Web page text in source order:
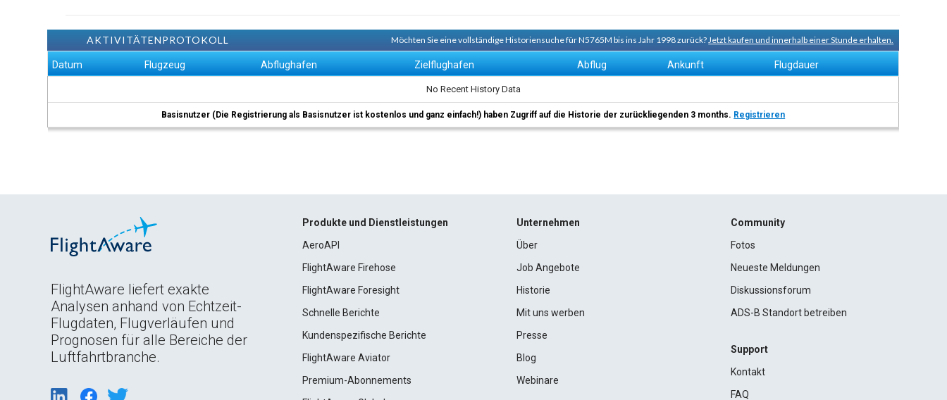
AKTIVITÄTENPROTOKOLL Möchten Sie eine vollständige Historiensuche für N5765M bis ins Jahr 1998 zurück?Jetzt kaufen und innerhalb einer Stunde erhalten.
Datum Flugzeug Abflughafen Zielflughafen Abflug Ankunft Flugdauer
No Recent History Data
Basisnutzer (Die Registrierung als Basisnutzer ist kostenlos und ganz einfach!) haben Zugriff auf die Historie der zurückliegenden 3 months. Registrieren
FlightAware liefert exakte
Analysen anhand von Echtzeit-
Flugdaten, Flugverläufen und
Prognosen für alle Bereiche der
Luftfahrtbranche.
Produkte und Dienstleistungen
AeroAPI
FlightAware Firehose
FlightAware Foresight
Schnelle Berichte
Kundenspezifische Berichte
FlightAware Aviator
Premium-Abonnements
Unternehmen
Über
Job Angebote
Historie
Mit uns werben
Presse
Blog
Webinare
Community
Fotos
Neueste Meldungen
Diskussionsforum
ADS-B Standort betreiben
Support
Kontakt
FAQ